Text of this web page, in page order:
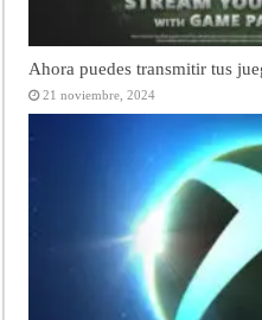
Ahora puedes transmitir tus
21 noviembre, 2024